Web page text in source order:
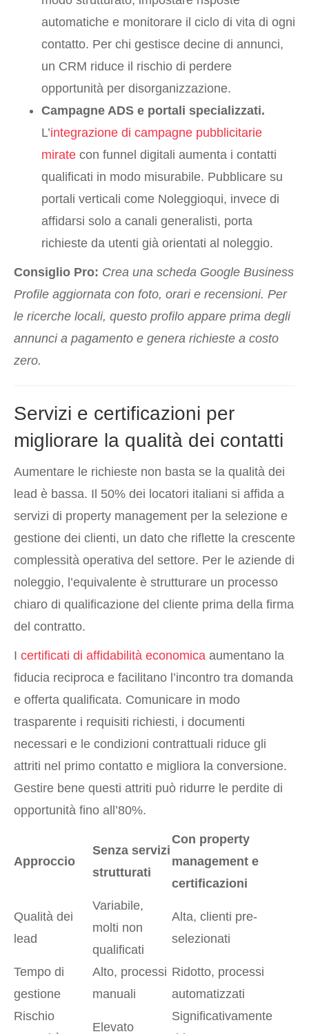
automatiche e monitorare il ciclo di vita di ogni
contatto. Per chi gestisce decine di annunci,
un CRM riduce il rischio di perdere
opportunità per disorganizzazione.
Campagne ADS e portali specializzati.
L’integrazione di campagne pubblicitarie
mirate con funnel digitali aumenta i contatti
qualificati in modo misurabile. Pubblicare su
portali verticali come Noleggioqui, invece di
affidarsi solo a canali generalisti, porta
richieste da utenti già orientati al noleggio.
Consiglio Pro: Crea una scheda Google Business
Profile aggiornata con foto, orari e recensioni. Per
le ricerche locali, questo profilo appare prima degli
annunci a pagamento e genera richieste a costo
zero.
Servizi e certificazioni per
migliorare la qualità dei contatti
Aumentare le richieste non basta se la qualità dei
lead è bassa. Il 50% dei locatori italiani si affida a
servizi di property management per la selezione e
gestione dei clienti, un dato che riflette la crescente
complessità operativa del settore. Per le aziende di
noleggio, l’equivalente è strutturare un processo
chiaro di qualificazione del cliente prima della firma
del contratto.
I certificati di affidabilità economica aumentano la
fiducia reciproca e facilitano l’incontro tra domanda
e offerta qualificata. Comunicare in modo
trasparente i requisiti richiesti, i documenti
necessari e le condizioni contrattuali riduce gli
attriti nel primo contatto e migliora la conversione.
Gestire bene questi attriti può ridurre le perdite di
opportunità fino all’80%.
Approccio
Senza servizi
strutturati
Con property
management e
certificazioni
Qualità dei
lead
Variabile,
molti non
qualificati
Alta, clienti pre-
selezionati
Tempo di
gestione
Alto, processi
manuali
Ridotto, processi
automatizzati
Rischio
Elevato
Significativamente